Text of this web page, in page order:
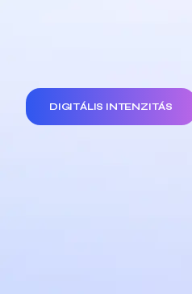
DIGITÁLIS INTENZITÁS